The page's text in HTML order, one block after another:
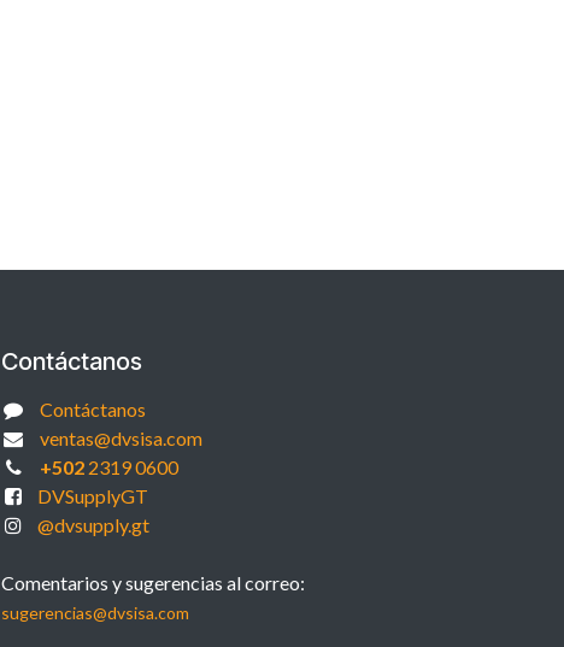
Contáctanos
Contáctanos
ventas@dvsisa.com
+5022319 0600
DVSupplyGT
@dvsupply.gt
Comentarios y sugerencias al correo:
sugerencias@dvsisa.com